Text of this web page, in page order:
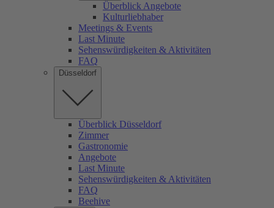
Überblick Angebote
Kulturliebhaber
Meetings & Events
Last Minute
Sehenswürdigkeiten & Aktivitäten
FAQ
Düsseldorf
Überblick Düsseldorf
Zimmer
Gastronomie
Angebote
Last Minute
Sehenswürdigkeiten & Aktivitäten
FAQ
Beehive